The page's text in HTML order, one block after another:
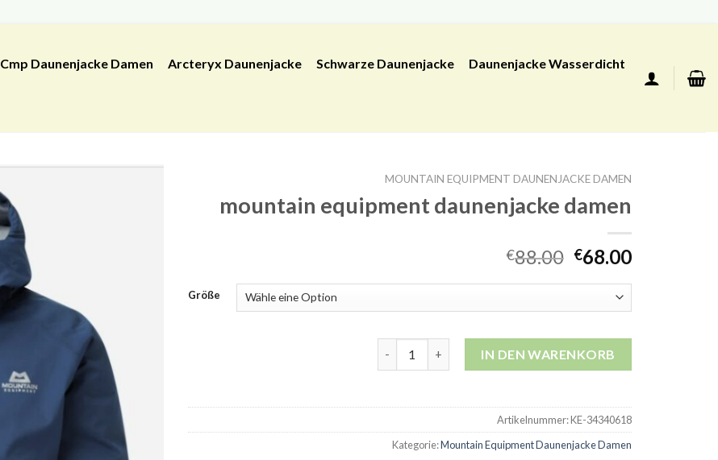
Cmp Daunenjacke Damen Arcteryx Daunenjacke Schwarze Daunenjacke Daunenjacke Wasserdicht
MOUNTAIN EQUIPMENT DAUNENJACKE DAMEN
mountain equipment daunenjacke damen
€88.00 €68.00
Größe
IN DEN WARENKORB
Artikelnummer:KE-34340618
Kategorie:Mountain Equipment Daunenjacke Damen